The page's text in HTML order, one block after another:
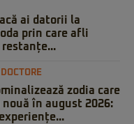
ai datorii la
prin care afli
restanțe...
zodia care
în august 2026: